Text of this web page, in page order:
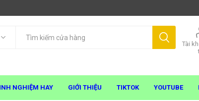
Tài
NGHIỆM HAY GIỚI THIỆU TIKTOK YOUTUBE